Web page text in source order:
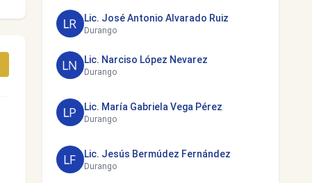
Lic. José Antonio Alvarado Ruiz
Durango
Lic. Narciso López Nevarez
Durango
Lic. María Gabriela Vega Pérez
Durango
Lic. Jesús Bermúdez Fernández
Durango